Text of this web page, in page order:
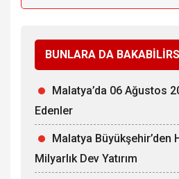
BUNLARA DA
Malatya’da 06 Ağustos
Edenler
Malatya Büyükşehir’den
Milyarlık Dev Yatırım